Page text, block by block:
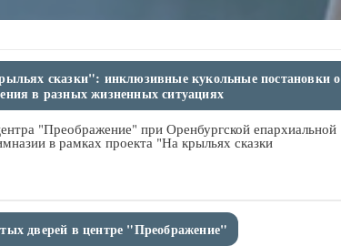
сказки": инклюзивные кукольные постановки о
в разных жизненных ситуациях
"Преображение" при Оренбургской епархиальной
в рамках проекта "На крыльях сказки
дверей в центре "Преображение"